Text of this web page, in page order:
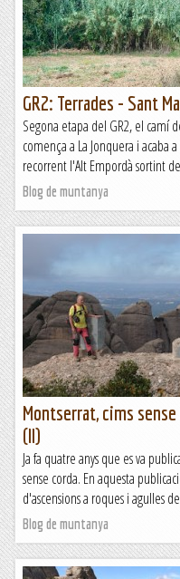
GR2: Terrades - Sant
Segona etapa del GR2, el camí
comença a La Jonquera i acaba
recorrent l'Alt Empordà sortint
Blog de muntanya
Montserrat, cims
(II)
Ja fa quatre anys que es va
sense corda. En aquesta
d'ascensions a roques i agulles
Blog de muntanya